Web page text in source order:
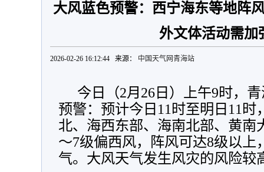
大风蓝色预警：西宁海东等地阵
外文体活动需加
2026-02-26 16:12:44 来源： 中国天气网青海站
今日（2月26日）上午9时，
预警：预计今日11时至明日11时
北、海西东部、海南北部、黄南
～7级偏西风，阵风可达8级以上
气。大风天气发生风灾的风险较